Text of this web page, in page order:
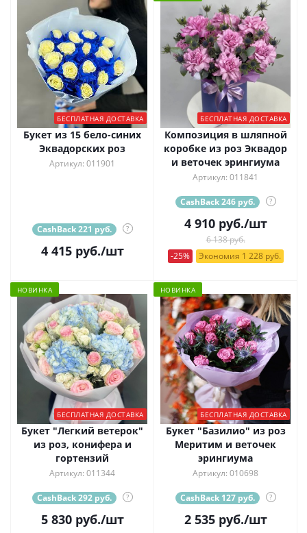
БЕСПЛАТНАЯ ДОСТАВКА
Букет из 15 бело-синих
Эквадорских роз
Артикул: 011901
CashBack 221 руб. ?
4 415руб./шт
БЕСПЛАТНАЯ ДОСТАВКА
Композиция в шляпной
коробке из роз Эквадор
и веточек эрингиума
Артикул: 011841
CashBack 246 руб. ?
4 910руб./шт
6 138 руб.
-25%
Экономия 1 228 руб.
НОВИНКА
БЕСПЛАТНАЯ ДОСТАВКА
Букет "Легкий ветерок"
из роз, конифера и
гортензий
Артикул: 011344
CashBack 292 руб. ?
5 830руб./шт
НОВИНКА
БЕСПЛАТНАЯ ДОСТАВКА
Букет "Базилио" из роз
Меритим и веточек
эрингиума
Артикул: 010698
CashBack 127 руб. ?
2 535руб./шт